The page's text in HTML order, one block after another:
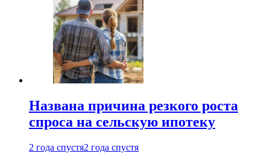
Названа причина резкого роста
спроса на сельскую ипотеку
2 года спустя2 года спустя